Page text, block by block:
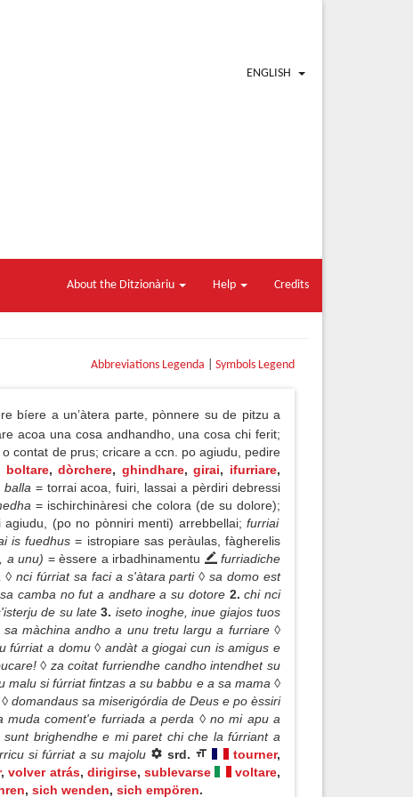
ENGLISH
About the Ditzionàriu Help Credits
Abbreviations Legenda Symbols Legend
bíere a un’àtera parte, pònnere su de pitzu a
acoa una cosa andhandho, una cosa chi ferit;
contat de prus; cricare a ccn. po agiudu, pedire
boltare,dòrchere, ghindhare,girai, ifurriare,
balla = torrai acoa, fuiri, lassai a pèrdiri debressi
= ischirchinàresi che colora (de su dolore);
(po no pònniri menti) arrebbellai; furriai
is fuedhus= istropiare sas peràulas, fàgherelis
a unu) = èssere a irbadhinamentu
furriadiche
nci fúrriat sa faci a s'àtara parti ◊ sa domo est
camba no fut a andhare a su dotore 2.chi nci
de su late3. iseto inoghe, inue giajos tuos
màchina andho a unu tretu largu a furriare ◊
fúrriat a domu ◊ andàt a giogai cun is amigus e
◊ za coitat furriendhe candho intendhet su
malu si fúrriat fintzas a su babbu e a sa mama ◊
domandaus sa miserigórdia de Deus e po èssiri
muda coment'e furriada a perda ◊ no mi apu a
brighendhe e mi paret chi che la fúrriant a
si fúrriat a su majolu srd. tourner,
, volver atrás, dirigirse, sublevarse voltare,
, sich wenden, sich empören.